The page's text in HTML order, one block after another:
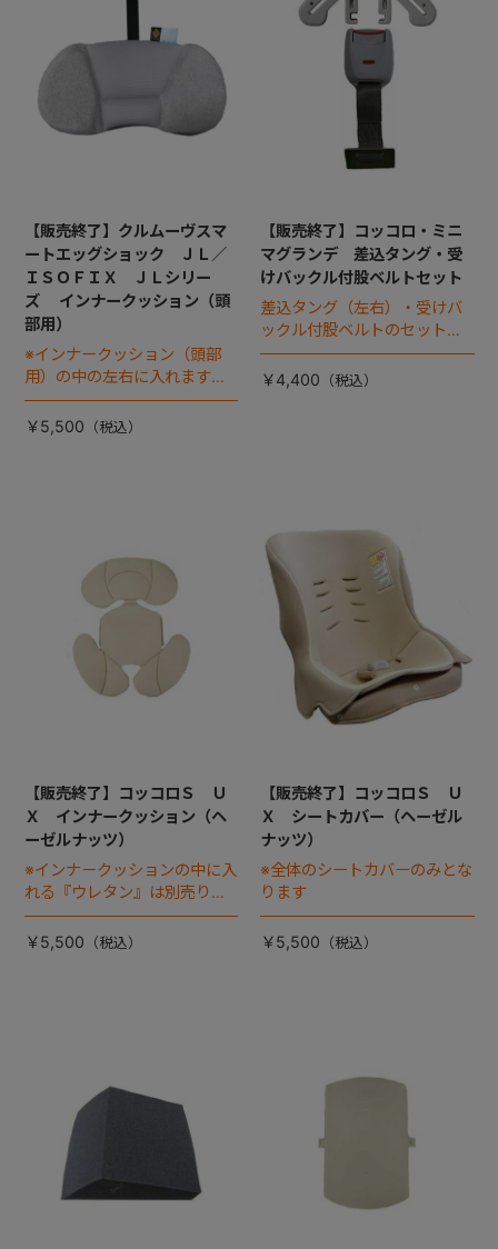
【販売終了】クルムーヴスマ
ートエッグショック ＪＬ／
ＩＳＯＦＩＸ ＪＬシリー
ズ インナークッション（頭
部用）
※インナークッション（頭部
用）の中の左右に入れます
『サイドウレタン』は別売り
です
￥5,500
【販売終了】コッコロ・ミニ
マグランデ 差込タング・受
けバックル付股ベルトセット
差込タング（左右）・受けバ
ックル付股ベルトのセットに
なります
￥4,400
【販売終了】コッコロＳ Ｕ
Ｘ インナークッション（ヘ
ーゼルナッツ）
※インナークッションの中に入
れる『ウレタン』は別売りで
す
￥5,500
【販売終了】コッコロＳ Ｕ
Ｘ シートカバー（ヘーゼル
ナッツ）
※全体のシートカバーのみとな
ります
￥5,500